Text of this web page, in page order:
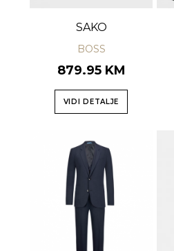
SAKO
BOSS
879.95 KM
VIDI DETALJE